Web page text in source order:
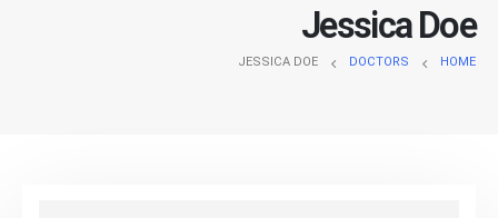
Jessica Doe
HOME
DOCTORS
JESSICA DOE